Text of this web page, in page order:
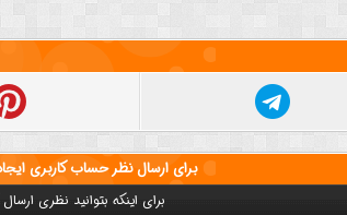
برای ارسال نظر حساب کاربری
برای اینکه بتوانید نظری